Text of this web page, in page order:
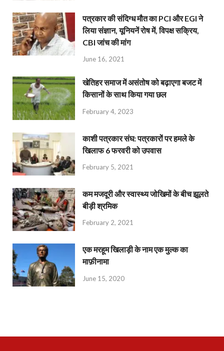
पत्रकार की संदिग्ध मौत का PCI और EGI ने
लिया संज्ञान, यूनियनें रोष में, विपक्ष सक्रिय,
CBI जांच की मांग
June 16, 2021
खेतिहर समाज में असंतोष को बढ़ाएगा बजट में
किसानों के साथ किया गया छल
February 4, 2023
काशी पत्रकार संघ: पत्रकारों पर हमले के
खिलाफ 6 फरवरी को उपवास
February 5, 2021
कम मजदूरी और स्वास्थ्य जोखिमों के बीच झूलते
बीड़ी श्रमिक
February 2, 2021
एक मरहूम खिलाड़ी के नाम एक मुल्क का
माफ़ीनामा
June 15, 2020